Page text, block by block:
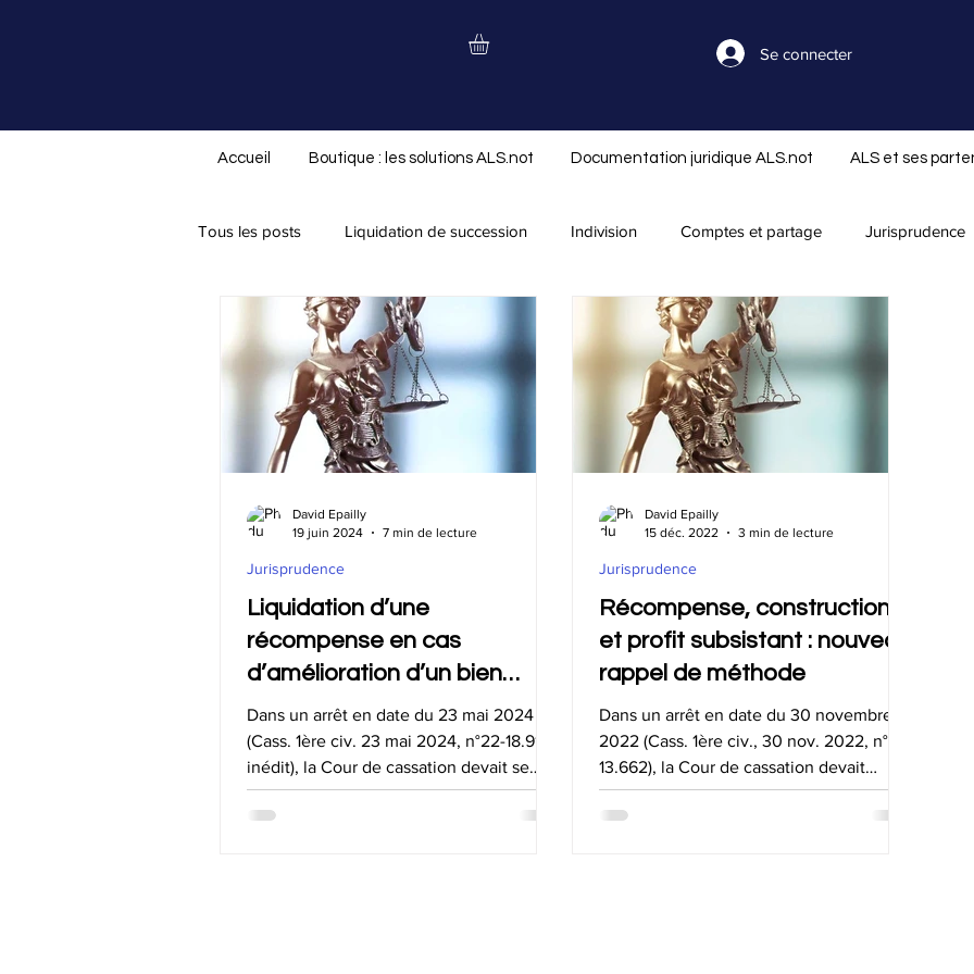
Se connecter
Accueil Boutique : les solutions ALS.not Documentation juridique ALS.not ALS et ses
Tous les posts Liquidation de succession Indivision Comptes et partage Jurisprudence
Nouveauté ALS.not Nouveautés ALS.not
Assurance-vie Testament Réserve et réduction Libéralité Infos ALS.not
Déclaration de succession Passif DMTG
Liquidation d’une
récompense en cas
d’amélioration d’un bien
propre par l’industrie
personnelle d’un époux
ayant utilisé des matériaux
financés par la communauté
Dans un arrêt en date du 23 mai 2024
(Cass. 1ère civ. 23 mai 2024, n°22-18.911,
inédit), la Cour de cassation devait se
prononcer sur la...
Jurisprudence
David Epailly
19 juin 2024
7 min de lecture
Récompense, construction
et profit subsistant : nouveau
rappel de méthode
Dans un arrêt en date du 30 novembre
2022 (Cass. 1ère civ., 30 nov. 2022, n°21-
13.662), la Cour de cassation devait
statuer, dans le...
Jurisprudence
David Epailly
15 déc. 2022
3 min de lecture